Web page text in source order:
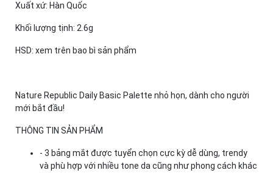
Xuất xứ: Hàn Quốc
Khối lượng tịnh: 2.6g
HSD: xem trên bao bì sản phẩm
Nature Republic Daily Basic Palette nhỏ họn, dành cho người
mới bắt đầu!
THÔNG TIN SẢN PHẨM
- 3 bảng mắt được tuyển chọn cực kỳ dễ dùng, trendy
và phù hợp với nhiều tone da cũng như phong cách khác